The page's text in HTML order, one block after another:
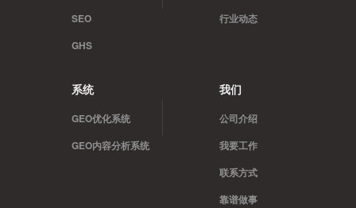
SEO
GHS
行业动态
系统
GEO优化系统
GEO内容分析系统
我们
公司介绍
我要工作
联系方式
靠谱做事